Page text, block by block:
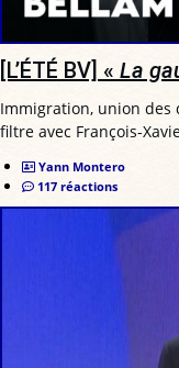
[L’ÉTÉ BV] « La
Immigration, union
filtre avec François-
Yann Montero
117 réactions